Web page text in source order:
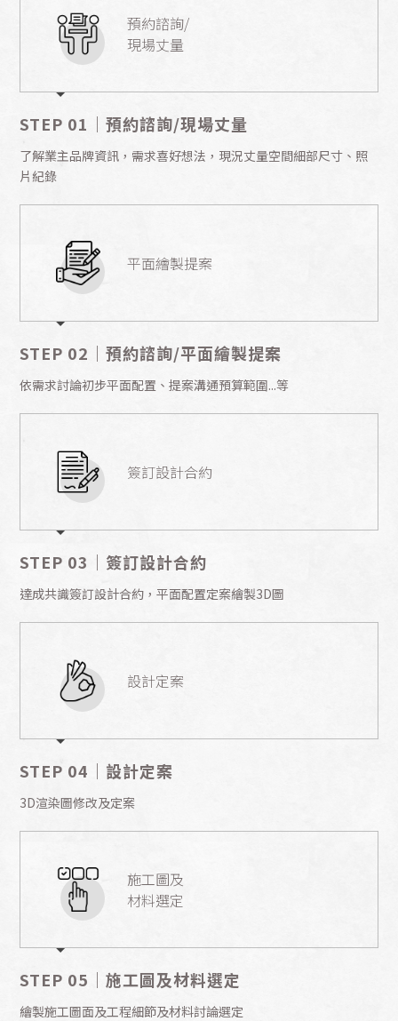
預約諮詢/
現場丈量
STEP 01｜預約諮詢/現場丈量
了解業主品牌資訊，需求喜好想法，現況丈量空間細部尺寸、照
片紀錄
平面繪製提案
STEP 02｜預約諮詢/平面繪製提案
依需求討論初步平面配置、提案溝通預算範圍...等
簽訂設計合約
STEP 03｜簽訂設計合約
達成共識簽訂設計合約，平面配置定案繪製3D圖
設計定案
STEP 04｜設計定案
3D渲染圖修改及定案
施工圖及
材料選定
STEP 05｜施工圖及材料選定
繪製施工圖面及工程細節及材料討論選定